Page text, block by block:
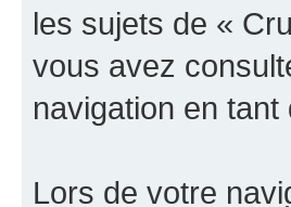
les sujets de «
vous avez
navigation en tant
Lors de votre